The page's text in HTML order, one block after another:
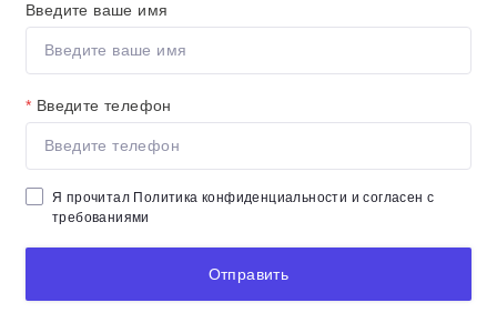
Введите ваше имя
* Введите телефон
Я прочитал Политика конфиденциальности и согласен с
требованиями
Отправить